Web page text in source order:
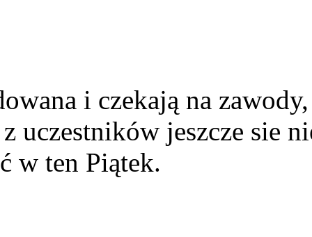
i czekają na zawody,
uczestników jeszcze sie
w ten Piątek.